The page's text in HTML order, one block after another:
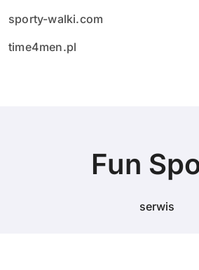
sporty-walki.com
time4men.pl
Fun
serwis